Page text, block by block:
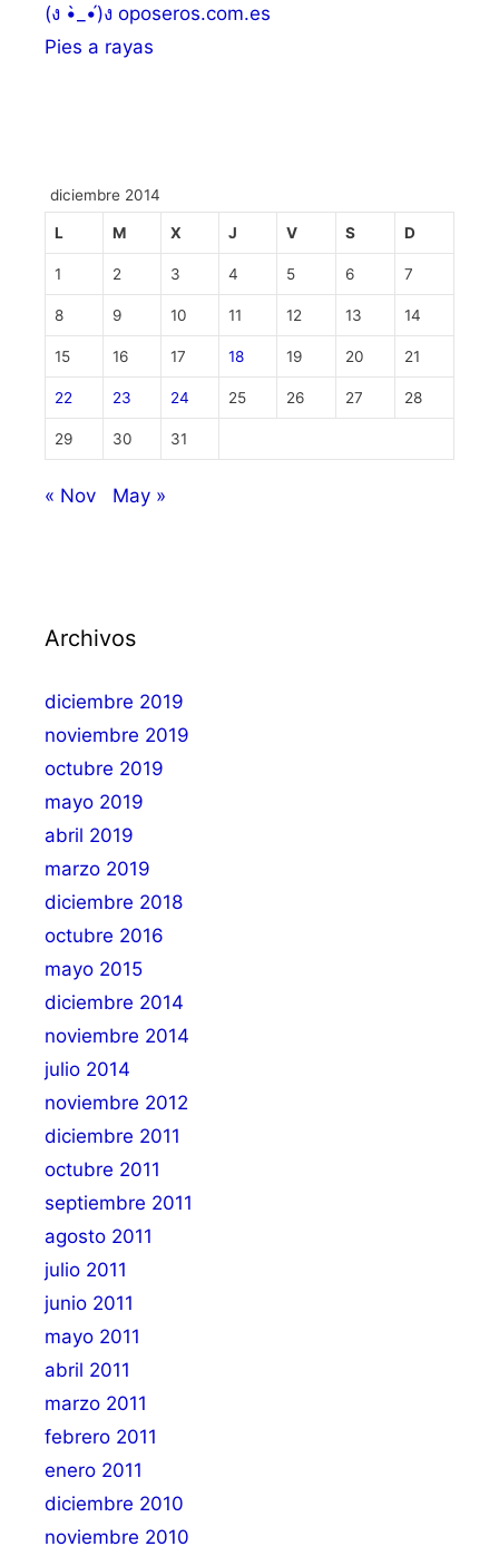
(ง •̀_•́)ง oposeros.com.es
Pies a rayas
diciembre 2014
L M X J V S D
1 2 3 4 5 6 7
8 9 10 11 12 13 14
15 16 17 18 19 20 21
22 23 24 25 26 27 28
29 30 31
« Nov May »
Archivos
diciembre 2019
noviembre 2019
octubre 2019
mayo 2019
abril 2019
marzo 2019
diciembre 2018
octubre 2016
mayo 2015
diciembre 2014
noviembre 2014
julio 2014
noviembre 2012
diciembre 2011
octubre 2011
septiembre 2011
agosto 2011
julio 2011
junio 2011
mayo 2011
abril 2011
marzo 2011
febrero 2011
enero 2011
diciembre 2010
noviembre 2010